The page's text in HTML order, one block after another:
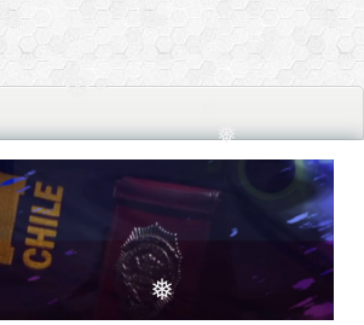
❅
❅
❅
❅
❅
❅
❅